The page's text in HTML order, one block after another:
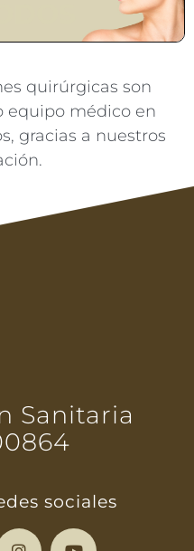
quirúrgicas son
equipo médico en
gracias a nuestros
Sanitaria
sociales